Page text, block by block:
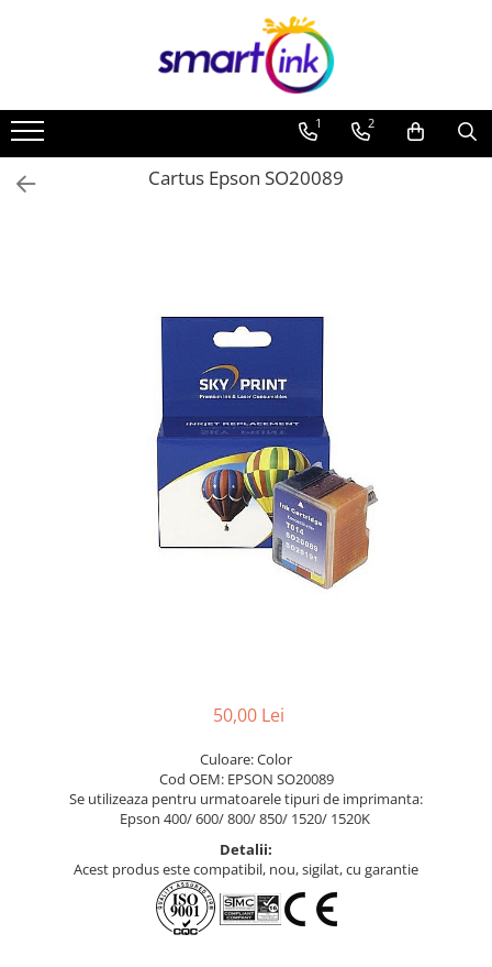
1 2
Cartus Epson SO20089
50,00 Lei
Culoare: Color
Cod OEM: EPSON SO20089
Se utilizeaza pentru urmatoarele tipuri de imprimanta:
Epson 400/ 600/ 800/ 850/ 1520/ 1520K
Detalii:
Acest produs este compatibil, nou, sigilat, cu garantie